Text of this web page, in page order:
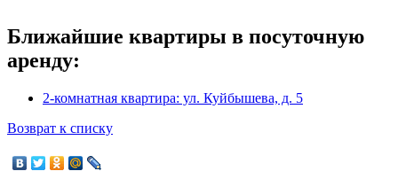
Ближайшие квартиры в посуточную
аренду:
2-комнатная квартира: ул. Куйбышева, д. 5
Возврат к списку